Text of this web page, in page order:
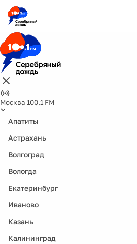
Москва 100.1 FM
Апатиты
Астрахань
Волгоград
Вологда
Екатеринбург
Иваново
Казань
Калининград